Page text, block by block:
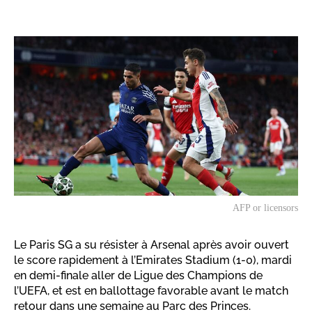
AFP or licensors
Le Paris SG a su résister à Arsenal après avoir ouvert
le score rapidement à l’Emirates Stadium (1-0), mardi
en demi-finale aller de Ligue des Champions de
l’UEFA, et est en ballottage favorable avant le match
retour dans une semaine au Parc des Princes.